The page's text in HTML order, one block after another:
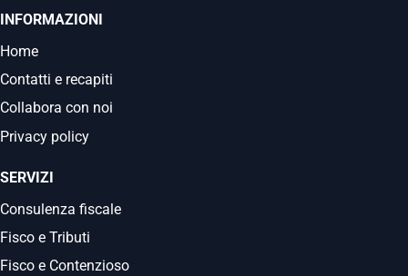
INFORMAZIONI
Home
Contatti e recapiti
Collabora con noi
Privacy policy
SERVIZI
Consulenza fiscale
Fisco e Tributi
Fisco e Contenzioso